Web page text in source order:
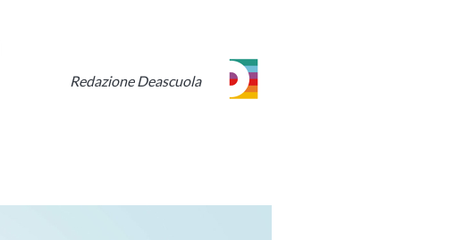
Redazione Deascuola